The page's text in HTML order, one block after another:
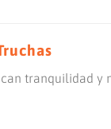
tranquilidad